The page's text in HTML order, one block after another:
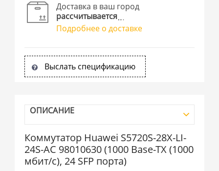
Доставка в ваш город
рассчитывается
Подробнее о доставке
Выслать спецификацию
ОПИСАНИЕ
Коммутатор Huawei S5720S-28X-LI-
24S-AC 98010630 (1000 Base-TX (1000
мбит/с), 24 SFP порта)